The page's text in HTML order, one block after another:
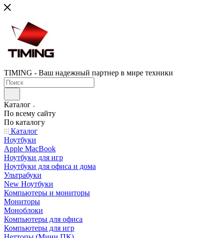
TIMING - Ваш надежный партнер в мире техники
Каталог
По всему сайту
По каталогу
Каталог
Ноутбуки
Apple MacBook
Ноутбуки для игр
Ноутбуки для офиса и дома
Ультрабуки
New Ноутбуки
Компьютеры и мониторы
Мониторы
Моноблоки
Компьютеры для офиса
Компьютеры для игр